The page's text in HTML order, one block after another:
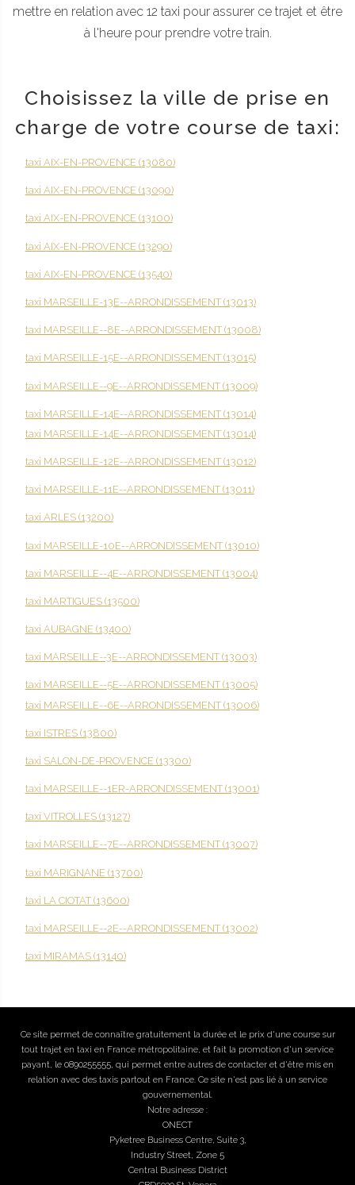
mettre en relation avec 12 taxi pour assurer ce trajet et être
à l'heure pour prendre votre train.
Choisissez la ville de prise en
charge de votre course de taxi:
taxi AIX-EN-PROVENCE (13080)
taxi AIX-EN-PROVENCE (13090)
taxi AIX-EN-PROVENCE (13100)
taxi AIX-EN-PROVENCE (13290)
taxi AIX-EN-PROVENCE (13540)
taxi MARSEILLE-13E--ARRONDISSEMENT (13013)
taxi MARSEILLE--8E--ARRONDISSEMENT (13008)
taxi MARSEILLE-15E--ARRONDISSEMENT (13015)
taxi MARSEILLE--9E--ARRONDISSEMENT (13009)
taxi MARSEILLE-14E--ARRONDISSEMENT (13014)
taxi MARSEILLE-14E--ARRONDISSEMENT (13014)
taxi MARSEILLE-12E--ARRONDISSEMENT (13012)
taxi MARSEILLE-11E--ARRONDISSEMENT (13011)
taxi ARLES (13200)
taxi MARSEILLE-10E--ARRONDISSEMENT (13010)
taxi MARSEILLE--4E--ARRONDISSEMENT (13004)
taxi MARTIGUES (13500)
taxi AUBAGNE (13400)
taxi MARSEILLE--3E--ARRONDISSEMENT (13003)
taxi MARSEILLE--5E--ARRONDISSEMENT (13005)
taxi MARSEILLE--6E--ARRONDISSEMENT (13006)
taxi ISTRES (13800)
taxi SALON-DE-PROVENCE (13300)
taxi MARSEILLE--1ER-ARRONDISSEMENT (13001)
taxi VITROLLES (13127)
taxi MARSEILLE--7E--ARRONDISSEMENT (13007)
taxi MARIGNANE (13700)
taxi LA CIOTAT (13600)
taxi MARSEILLE--2E--ARRONDISSEMENT (13002)
taxi MIRAMAS (13140)
Ce site permet de connaître gratuitement la durée et le prix d'une course sur
tout trajet en taxi en France métropolitaine, et fait la promotion d'un service
payant, le 0890255555, qui permet entre autres de contacter et d'être mis en
relation avec des taxis partout en France. Ce site n'est pas lié à un service
gouvernemental.
Notre adresse :
ONECT
Pyketree Business Centre, Suite 3,
Industry Street, Zone 5
Central Business District